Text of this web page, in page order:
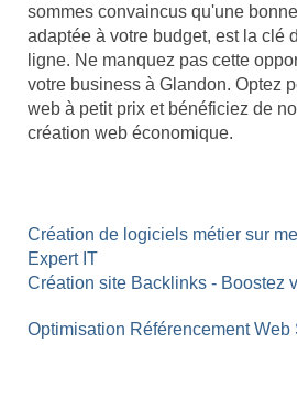
sommes convaincus qu'une
adaptée à votre budget, est la clé
ligne. Ne manquez pas cette
votre business à Glandon. Optez
web à petit prix et bénéficiez de
création web économique.
Création de logiciels métier sur
Expert IT
Création site Backlinks - Boostez
Optimisation Référencement Web